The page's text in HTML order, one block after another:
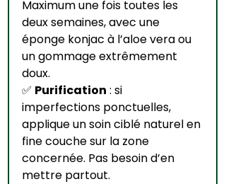
Maximum une fois toutes les
deux semaines, avec une
éponge konjac à l’aloe vera ou
un gommage extrêmement
doux.
✅ Purification : si
imperfections ponctuelles,
applique un soin ciblé naturel en
fine couche sur la zone
concernée. Pas besoin d’en
mettre partout.